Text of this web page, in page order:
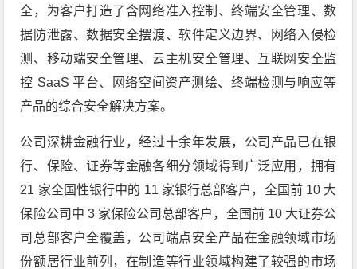
全，为客户打造了含网络准入控制、终端安全管理、数
据防泄露、数据安全摆渡、软件定义边界、网络入侵检
测、移动端安全管理、云主机安全管理、互联网安全监
控 SaaS 平台、网络空间资产测绘、终端检测与响应等
产品的综合安全解决方案。
公司深耕金融行业，经过十余年发展，公司产品已在银
行、保险、证券等金融各细分领域得到广泛应用，拥有
21 家全国性银行中的 11 家银行总部客户，全国前 10 大
保险公司中 3 家保险公司总部客户，全国前 10 大证券公
司总部客户全覆盖，公司端点安全产品在金融领域市场
份额居行业前列，在制造等行业领域构建了较强的市场